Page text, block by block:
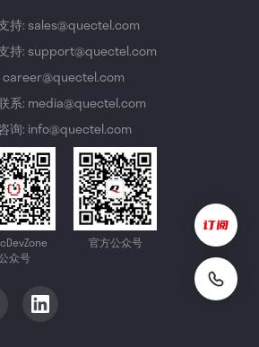
持: sales@quectel.com
持: support@quectel.com
career@quectel.com
系: media@quectel.com
询: info@quectel.com
众号
官方公众号